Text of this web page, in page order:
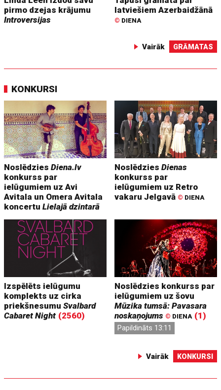
pirmo dzejas krājumu
Introversijas
latviešiem Azerbaidžānā
© DIENA
Vairāk GRĀMATAS
KONKURSI
NoslēdziesDiena.lv
konkurss par
ielūgumiem uz Avi
Avitala un Omera Avitala
koncertuLielajā dzintarā
NoslēdziesDienas
konkurss par
ielūgumiem uz Retro
vakaru Jelgavā © DIENA
Izspēlēts ielūgumu
komplekts uz cirka
priekšnesumuSvalbard
Cabaret Night (2560)
Noslēdzies konkurss par
ielūgumiem uz šovu
Mūzika tumsā: Pavasara
noskaņojums © DIENA (1)
Papildināts 13:11
Vairāk KONKURSI